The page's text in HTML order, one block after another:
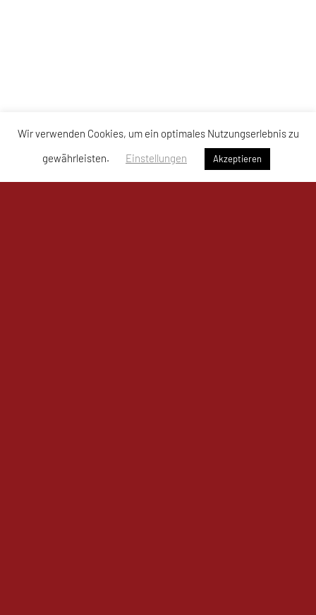
Wir verwenden Cookies, um ein optimales Nutzungserlebnis zu
gewährleisten.
Einstellungen Akzeptieren